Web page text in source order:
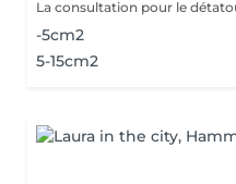
-5cm2
5-15cm2